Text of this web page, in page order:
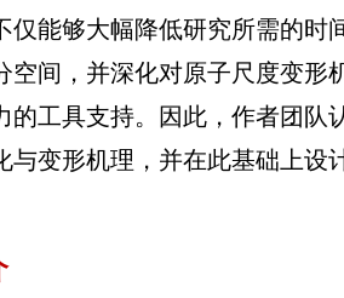
仅能够大幅降低研究所需的时
空间，并深化对原子尺度变形
的工具支持。因此，作者团队
与变形机理，并在此基础上设